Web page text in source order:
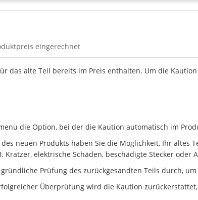
eingerechnet
das alte Teil bereits im Preis enthalten. Um die
die Option, bei der die Kaution automatisch im
neuen Produkts haben Sie die Möglichkeit, Ihr altes
Kratzer, elektrische Schäden, beschädigte Stecker oder
Prüfung des zurückgesandten Teils durch,
Überprüfung wird die Kaution